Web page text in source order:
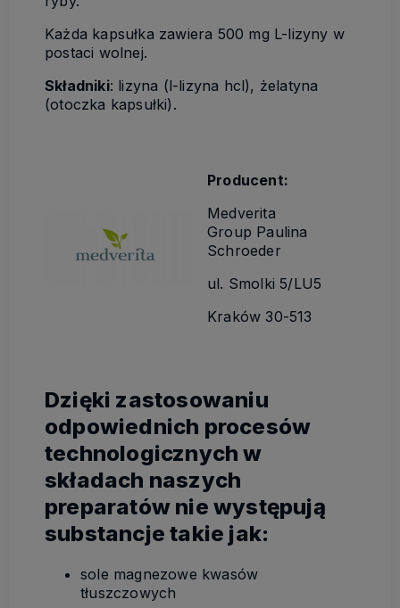
Każda kapsułka zawiera 500 mg L-lizyny w
postaci wolnej.
Składniki: lizyna (l-lizyna hcl), żelatyna
(otoczka kapsułki).
Producent:
Medverita
Group Paulina
Schroeder
ul. Smolki 5/LU5
Kraków 30-513
Dzięki zastosowaniu
odpowiednich procesów
technologicznych w
składach naszych
preparatów nie występują
substancje takie jak:
sole magnezowe kwasów
tłuszczowych